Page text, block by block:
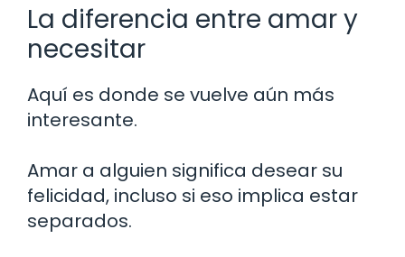
La diferencia entre amar y
necesitar
Aquí es donde se vuelve aún más
interesante.
Amar a alguien significa desear su
felicidad, incluso si eso implica estar
separados.